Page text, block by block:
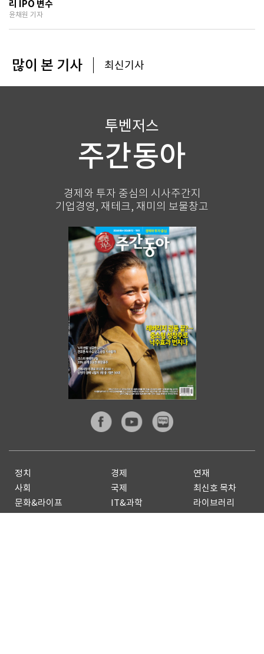
리 IPO 변수
윤채원 기자
많이 본 기사 최신기사
투벤저스
주간동아
경제와 투자 중심의 시사주간지
기업경영, 재테크, 재미의 보물창고
정치 경제
연재
사회
국제
최신호 목차
문화&라이프
IT&과학
라이브러리